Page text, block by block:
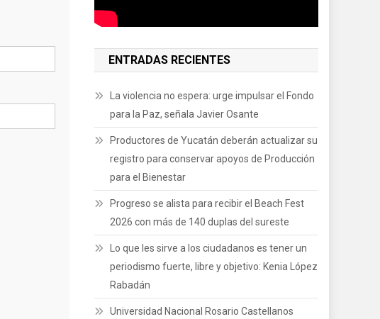
ENTRADAS RECIENTES
La violencia no espera: urge impulsar el Fondo
para la Paz, señala Javier Osante
Productores de Yucatán deberán actualizar su
registro para conservar apoyos de Producción
para el Bienestar
Progreso se alista para recibir el Beach Fest
2026 con más de 140 duplas del sureste
Lo que les sirve a los ciudadanos es tener un
periodismo fuerte, libre y objetivo: Kenia López
Rabadán
Universidad Nacional Rosario Castellanos